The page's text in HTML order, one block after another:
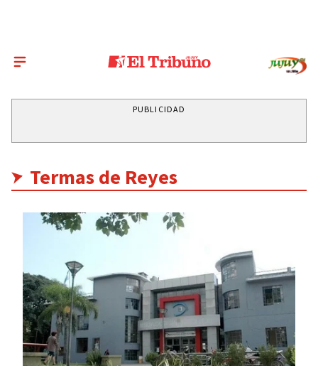
PUBLICIDAD
Termas de Reyes